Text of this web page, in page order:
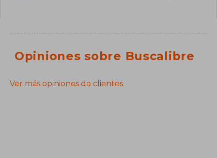
Opiniones sobre Buscalibre
Ver más opiniones de clientes